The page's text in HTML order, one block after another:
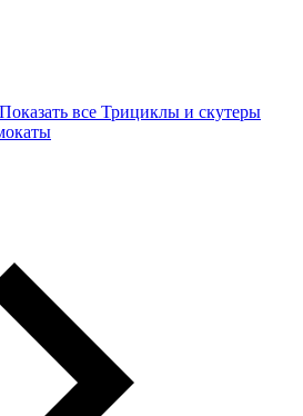
Показать все Трициклы и скутеры